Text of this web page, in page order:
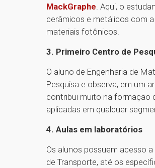
MackGraphe. Aqui, o
cerâmicos e metálicos com a
materiais fotônicos.
3. Primeiro Centro de
O aluno de Engenharia de
Pesquisa e observa, em um
contribui muito na formação
aplicadas em qualquer
4. Aulas em laboratórios
Os alunos possuem acesso
de Transporte, até os